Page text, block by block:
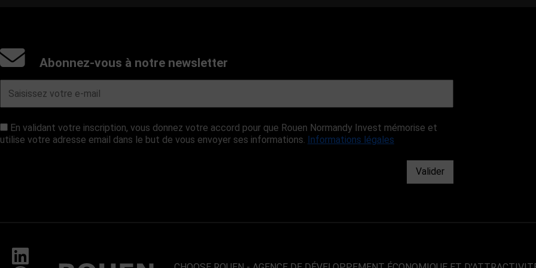
Abonnez-vous à notre newsletter
En validant votre inscription, vous donnez votre accord pour que Rouen Normandy Invest mémorise et
utilise votre adresse email dans le but de vous envoyer ses informations. Informations légales
Valider